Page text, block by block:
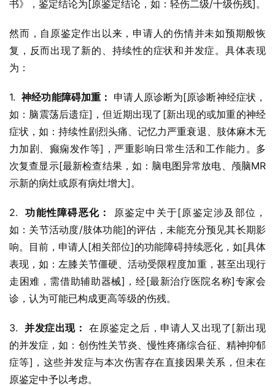
书》，鉴定结论为[原鉴定结论，如：轻伤二级/十级伤残]。
然而，自原鉴定作出以来，申请人的伤情并未如预期般恢
复，反而出现了新的、持续性的症状和并发症。具体表现
为：
1. 神经功能障碍加重： 申请人原诊断为[原诊断神经症状，
如：脑震荡后遗症]，但近期出现了[新出现的或加重的神经
症状，如：持续性剧烈头痛、记忆力严重衰退、肢体麻木无
力加剧、癫痫发作等]，严重影响日常生活和工作能力。多
次复查显示[最新检查结果，如：脑电图异常放电、颅脑MR
示新的病灶或原有病灶增大]。
2. 功能性障碍恶化：
原鉴定中关于[原鉴定涉及部位，
如：关节活动度/肢体功能]的评估，未能充分预见其长期影
响。目前，申请人[相关部位]的功能障碍持续恶化，如[具体
表现，如：左膝关节僵硬、活动受限程度加重，甚至出现行
走困难，需借助辅助器械]，经[最新治疗医院名称]专家会
诊，认为可能已构成更高等级的伤残。
3. 并发症出现： 在原鉴定之后，申请人又出现了[新出现
的并发症，如：创伤性关节炎、慢性疼痛综合征、精神抑郁
症等]，这些并发症与本次伤害存在直接因果关系，但未在
原鉴定中予以考虑。